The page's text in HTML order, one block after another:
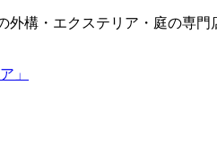
構・エクステリア・庭の専門